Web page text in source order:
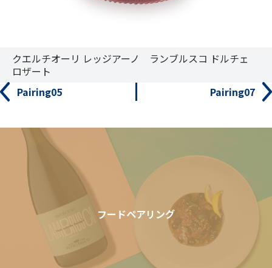
クエルチオーリ レッジアーノ ランブルスコ ドルチェ
ロザート
Pairing05
Pairing07
フードペアリング